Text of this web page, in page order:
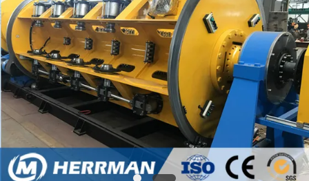
SITE
POLITIQUE
DE
CONFIDENTIALITÉ